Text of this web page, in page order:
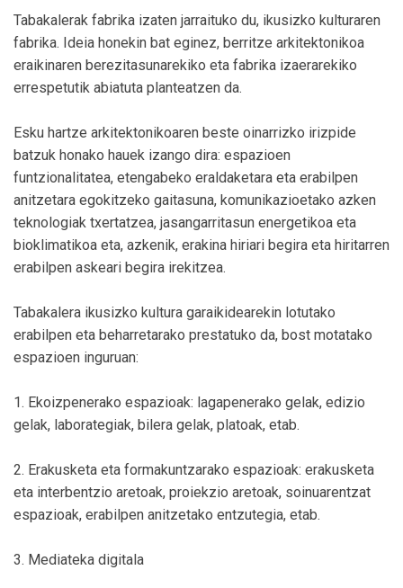
Tabakalerak fabrika izaten jarraituko du, ikusizko kulturaren
fabrika. Ideia honekin bat eginez, berritze arkitektonikoa
eraikinaren berezitasunarekiko eta fabrika izaerarekiko
errespetutik abiatuta planteatzen da.
Esku hartze arkitektonikoaren beste oinarrizko irizpide
batzuk honako hauek izango dira: espazioen
funtzionalitatea, etengabeko eraldaketara eta erabilpen
anitzetara egokitzeko gaitasuna, komunikazioetako azken
teknologiak txertatzea, jasangarritasun energetikoa eta
bioklimatikoa eta, azkenik, erakina hiriari begira eta hiritarren
erabilpen askeari begira irekitzea.
Tabakalera ikusizko kultura garaikidearekin lotutako
erabilpen eta beharretarako prestatuko da, bost motatako
espazioen inguruan:
1. Ekoizpenerako espazioak: lagapenerako gelak, edizio
gelak, laborategiak, bilera gelak, platoak, etab.
2. Erakusketa eta formakuntzarako espazioak: erakusketa
eta interbentzio aretoak, proiekzio aretoak, soinuarentzat
espazioak, erabilpen anitzetako entzutegia, etab.
3. Mediateka digitala